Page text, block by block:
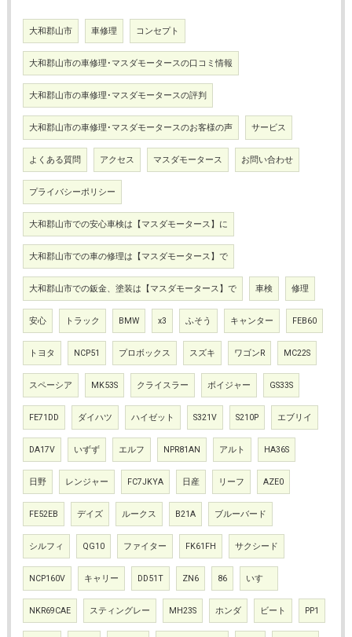
大和郡山市 車修理 コンセプト
大和郡山市の車修理･マスダモータースの口コミ情報
大和郡山市の車修理･マスダモータースの評判
大和郡山市の車修理･マスダモータースのお客様の声 サービス
よくある質問 アクセス マスダモータース お問い合わせ
プライバシーポリシー
大和郡山市での安心車検は【マスダモータース】に
大和郡山市での車の修理は【マスダモータース】で
大和郡山市での鈑金、塗装は【マスダモータース】で 車検 修理
安心 トラック BMW x3 ふそう キャンター FEB60
トヨタ NCP51 プロボックス スズキ ワゴンR MC22S
スペーシア MK53S クライスラー ボイジャー GS33S
FE71DD ダイハツ ハイゼット S321V S210P エブリイ
DA17V いずず エルフ NPR81AN アルト HA36S
日野 レンジャー FC7JKYA 日産 リーフ AZE0
FE52EB デイズ ルークス B21A ブルーバード
シルフィ QG10 ファイター FK61FH サクシード
NCP160V キャリー DD51T ZN6 86 いすゞ
NKR69CAE スティングレー MH23S ホンダ ビート PP1